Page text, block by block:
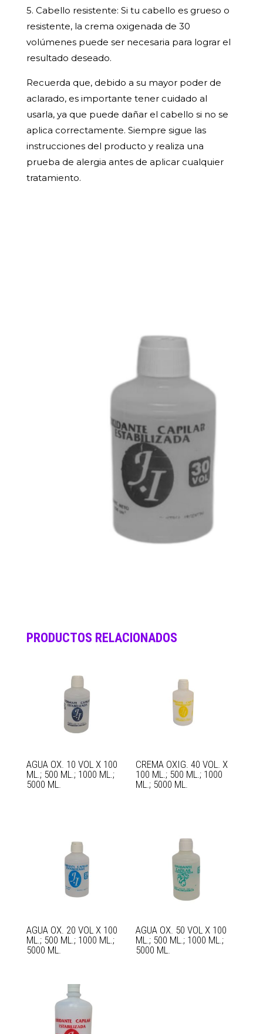
5. Cabello resistente: Si tu cabello es grueso o
resistente, la crema oxigenada de 30
volúmenes puede ser necesaria para lograr el
resultado deseado.
Recuerda que, debido a su mayor poder de
aclarado, es importante tener cuidado al
usarla, ya que puede dañar el cabello si no se
aplica correctamente. Siempre sigue las
instrucciones del producto y realiza una
prueba de alergia antes de aplicar cualquier
tratamiento.
PRODUCTOS RELACIONADOS
AGUA OX. 10 VOL X 100
ML.; 500 ML.; 1000 ML.;
5000 ML.
CREMA OXIG. 40 VOL. X
100 ML.; 500 ML.; 1000
ML.; 5000 ML.
AGUA OX. 20 VOL X 100
ML.; 500 ML.; 1000 ML.;
5000 ML.
AGUA OX. 50 VOL X 100
ML.; 500 ML.; 1000 ML.;
5000 ML.